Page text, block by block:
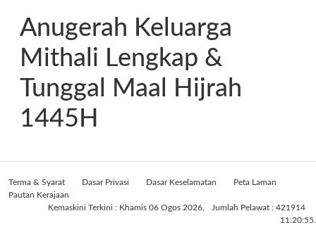
Anugerah Keluarga
Mithali Lengkap &
Tunggal Maal Hijrah
1445H
Terma & Syarat Dasar Privasi Dasar Keselamatan
Peta Laman
Pautan Kerajaan
Jumlah Pelawat : 421914
Kemaskini Terkini : Khamis 06 Ogos 2026,
11:20:55.